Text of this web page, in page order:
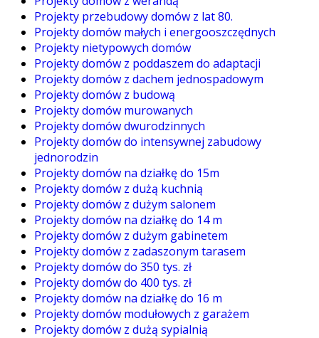
Projekty przebudowy domów z lat 80.
Projekty domów małych i energooszczędnych
Projekty nietypowych domów
Projekty domów z poddaszem do adaptacji
Projekty domów z dachem jednospadowym
Projekty domów z budową
Projekty domów murowanych
Projekty domów dwurodzinnych
Projekty domów do intensywnej zabudowy
jednorodzin
Projekty domów na działkę do 15m
Projekty domów z dużą kuchnią
Projekty domów z dużym salonem
Projekty domów na działkę do 14 m
Projekty domów z dużym gabinetem
Projekty domów z zadaszonym tarasem
Projekty domów do 350 tys. zł
Projekty domów do 400 tys. zł
Projekty domów na działkę do 16 m
Projekty domów modułowych z garażem
Projekty domów z dużą sypialnią